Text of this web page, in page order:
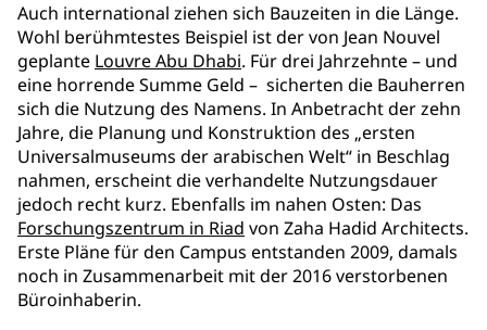
Auch international ziehen sich Bauzeiten in die Länge.
Wohl berühmtestes Beispiel ist der von Jean Nouvel
geplante Louvre Abu Dhabi. Für drei Jahrzehnte – und
eine horrende Summe Geld – sicherten die Bauherren
sich die Nutzung des Namens. In Anbetracht der zehn
Jahre, die Planung und Konstruktion des „ersten
Universalmuseums der arabischen Welt“ in Beschlag
nahmen, erscheint die verhandelte Nutzungsdauer
jedoch recht kurz. Ebenfalls im nahen Osten: Das
Forschungszentrum in Riad von Zaha Hadid Architects.
Erste Pläne für den Campus entstanden 2009, damals
noch in Zusammenarbeit mit der 2016 verstorbenen
Büroinhaberin.